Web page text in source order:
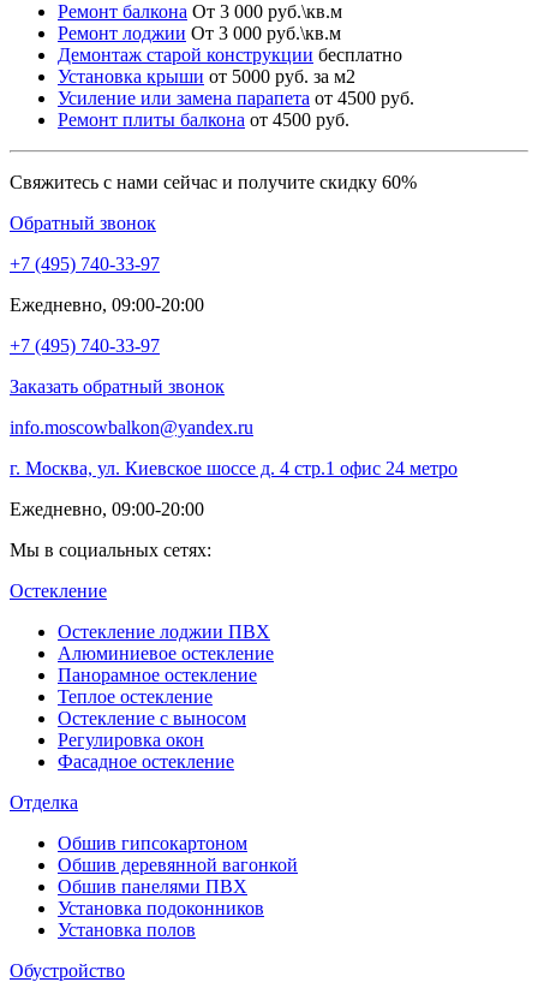
Ремонт балкона От 3 000 руб.\кв.м
Ремонт лоджии От 3 000 руб.\кв.м
Демонтаж старой конструкции бесплатно
Установка крыши от 5000 руб. за м2
Усиление или замена парапета от 4500 руб.
Ремонт плиты балкона от 4500 руб.
Свяжитесь с нами сейчас и получите скидку 60%
Обратный звонок
+7 (495) 740-33-97
Ежедневно, 09:00-20:00
+7 (495) 740-33-97
Заказать обратный звонок
info.moscowbalkon@yandex.ru
г. Москва, ул. Киевское шоссе д. 4 стр.1 офис 24 метро
Ежедневно, 09:00-20:00
Мы в социальных сетях:
Остекление
Остекление лоджии ПВХ
Алюминиевое остекление
Панорамное остекление
Теплое остекление
Остекление с выносом
Регулировка окон
Фасадное остекление
Отделка
Обшив гипсокартоном
Обшив деревянной вагонкой
Обшив панелями ПВХ
Установка подоконников
Установка полов
Обустройство